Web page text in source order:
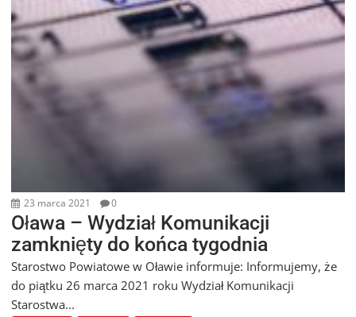
23 marca 2021 0
Oława – Wydział Komunikacji
zamknięty do końca tygodnia
Starostwo Powiatowe w Oławie informuje: Informujemy, że
do piątku 26 marca 2021 roku Wydział Komunikacji
Starostwa...